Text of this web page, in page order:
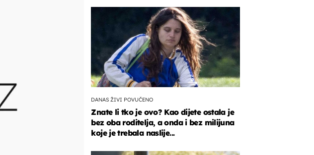
DANAS ŽIVI POVUČENO
Znate li tko je ovo? Kao dijete ostala je
bez oba roditelja, a onda i bez milijuna
koje je trebala naslije...